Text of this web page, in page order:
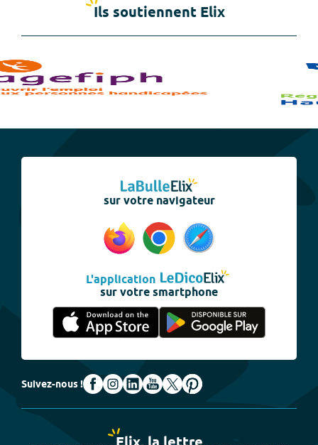
Ils soutiennent Elix
sur votre navigateur
L'application
sur votre smartphone
Suivez-nous !